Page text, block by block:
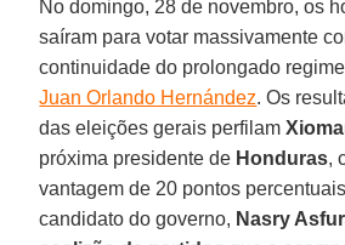
No domingo, 28 de novembro, os
saíram para votar massivamente
continuidade do prolongado
Juan Orlando Hernández. Os
das eleições gerais perfilam
próxima presidente de Honduras,
vantagem de 20 pontos
candidato do governo, Nasry